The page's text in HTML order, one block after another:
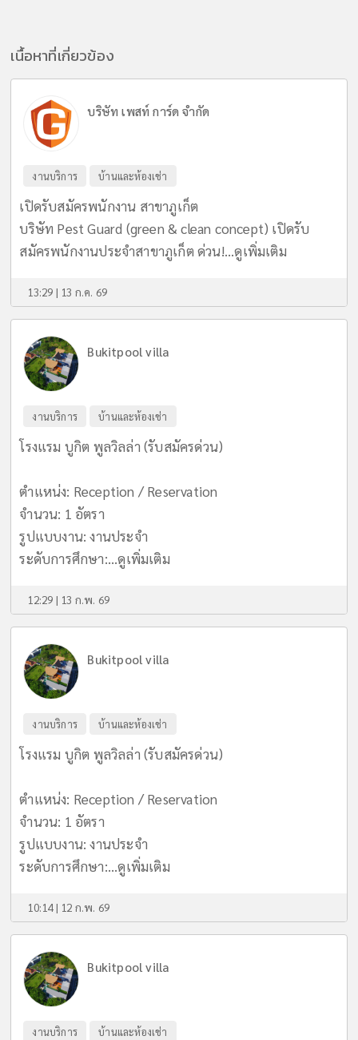
เนื้อหาที่เกี่ยวข้อง
บริษัท เพสท์ การ์ด จำกัด
งานบริการ บ้านและห้องเช่า
เปิดรับสมัครพนักงาน สาขาภูเก็ต
บริษัท Pest Guard (green & clean concept) เปิดรับ
สมัครพนักงานประจำสาขาภูเก็ต ด่วน!...ดูเพิ่มเติม
13:29 | 13 ก.ค. 69
Bukitpool villa
งานบริการ บ้านและห้องเช่า
โรงแรม บูกิต พูลวิลล่า (รับสมัครด่วน)
ตำแหน่ง: Reception / Reservation
จำนวน: 1 อัตรา
รูปแบบงาน: งานประจำ
ระดับการศึกษา:...ดูเพิ่มเติม
12:29 | 13 ก.พ. 69
Bukitpool villa
งานบริการ บ้านและห้องเช่า
โรงแรม บูกิต พูลวิลล่า (รับสมัครด่วน)
ตำแหน่ง: Reception / Reservation
จำนวน: 1 อัตรา
รูปแบบงาน: งานประจำ
ระดับการศึกษา:...ดูเพิ่มเติม
10:14 | 12 ก.พ. 69
Bukitpool villa
งานบริการ บ้านและห้องเช่า